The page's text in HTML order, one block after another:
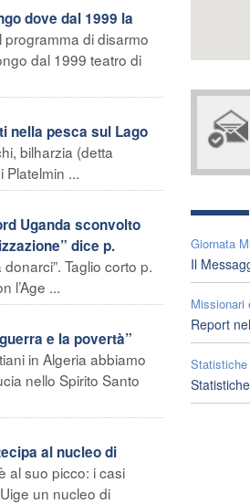
dove dal 1999 la
programma di disarmo
dal 1999 teatro di
nella pesca sul Lago
bilharzia (detta
...
Uganda sconvolto
dice p.
Taglio corto p.
l’Age ...
e la povertà”
in Algeria abbiamo
nello Spirito Santo
al nucleo di
al suo picco: i casi
un nucleo di
Giornata
Il
Missionari
Report
Statistiche